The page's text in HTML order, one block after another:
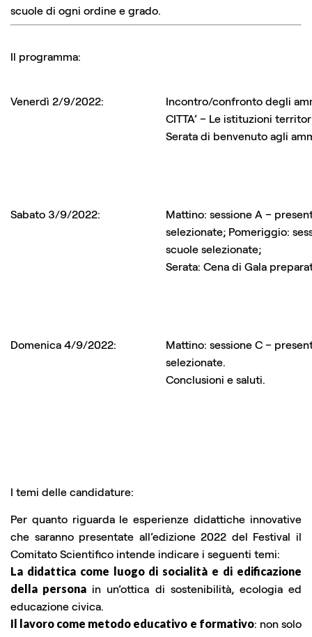
scuole di ogni ordine e grado.
Il programma:
Venerdì 2/9/2022:
Incontro/confronto degli
CITTA’ – Le istituzioni
Serata di benvenuto agli
Sabato 3/9/2022:
Mattino: sessione A –
selezionate; Pomeriggio:
scuole selezionate;
Serata: Cena di Gala
Domenica 4/9/2022:
Mattino: sessione C –
selezionate.
Conclusioni e saluti.
I temi delle candidature:
Per quanto riguarda le esperienze didattiche innovative
che saranno presentate all’edizione 2022 del Festival il
Comitato Scientifico intende indicare i seguenti temi:
La didattica come luogo di socialità e di edificazione
della persona in un’ottica di sostenibilità, ecologia ed
educazione civica.
Il lavoro come metodo educativo e formativo: non solo